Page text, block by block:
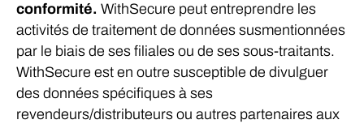
conformité. WithSecure peut entreprendre les
activités de traitement de données susmentionnées
par le biais de ses filiales ou de ses sous-traitants.
WithSecure est en outre susceptible de divulguer
des données spécifiques à ses
revendeurs/distributeurs ou autres partenaires aux